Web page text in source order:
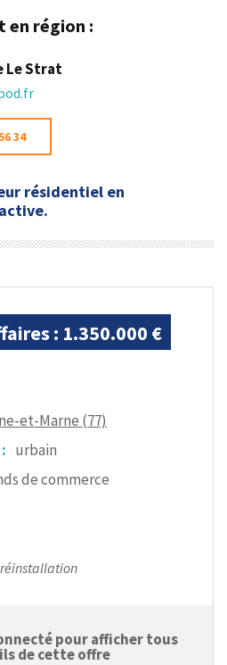
en région :
Le Strat
34
résidentiel en
: 1.350.000 €
et-Marne (77)
urbain
de commerce
réinstallation
pour afficher tous
de cette offre